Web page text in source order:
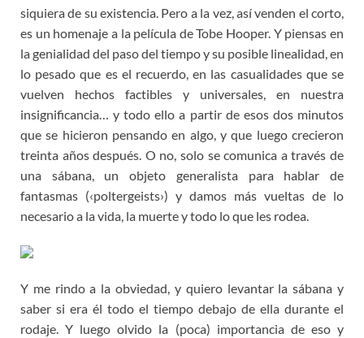
siquiera de su existencia. Pero a la vez, así venden el corto,
es un homenaje a la película de Tobe Hooper. Y piensas en
la genialidad del paso del tiempo y su posible linealidad, en
lo pesado que es el recuerdo, en las casualidades que se
vuelven hechos factibles y universales, en nuestra
insignificancia… y todo ello a partir de esos dos minutos
que se hicieron pensando en algo, y que luego crecieron
treinta años después. O no, solo se comunica a través de
una sábana, un objeto generalista para hablar de
fantasmas (‹poltergeists›) y damos más vueltas de lo
necesario a la vida, la muerte y todo lo que les rodea.
Y me rindo a la obviedad, y quiero levantar la sábana y
saber si era él todo el tiempo debajo de ella durante el
rodaje. Y luego olvido la (poca) importancia de eso y